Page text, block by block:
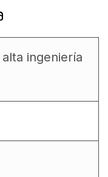
ingeniería